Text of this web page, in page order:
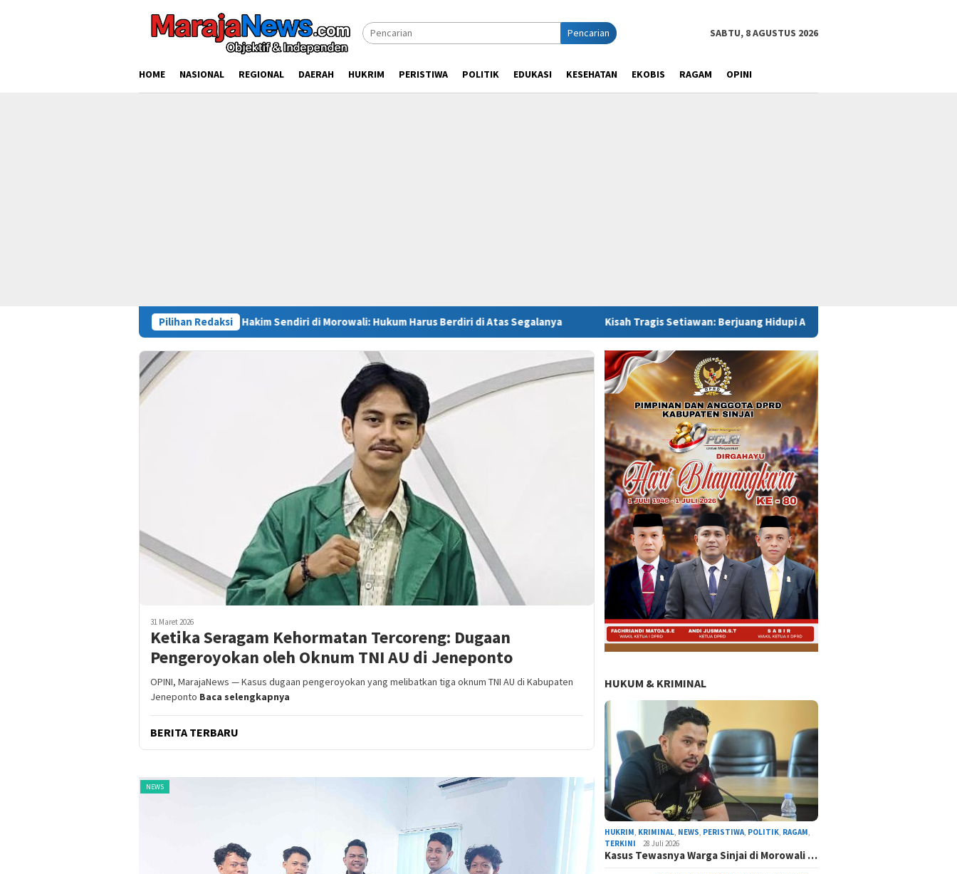
Pencarian SABTU, 8 AGUSTUS 2026
HOME NASIONAL REGIONAL DAERAH HUKRIM PERISTIWA POLITIK EDUKASI KESEHATAN EKOBIS RAGAM OPINI
Pilihan Redaksi
Sinjai Soroti Dugaan Main Hakim Sendiri di Morowali: Hukum Harus Berdiri di Atas Segalanya Kisah Tragis Setiawan: Berjuang Hidupi Adik-Adik, Pulang Tinggal Nama Usai Dikeroyok
31 Maret 2026
Ketika Seragam Kehormatan Tercoreng: Dugaan
Pengeroyokan oleh Oknum TNI AU di Jeneponto
OPINI, MarajaNews — Kasus dugaan pengeroyokan yang melibatkan tiga oknum TNI AU di Kabupaten
Jeneponto Baca selengkapnya
BERITA TERBARU
NEWS NEWS
HUKUM & KRIMINAL
HUKRIM, KRIMINAL, NEWS, PERISTIWA, POLITIK, RAGAM,
TERKINI
28 Juli 2026
Kasus Tewasnya Warga Sinjai di Morowali …